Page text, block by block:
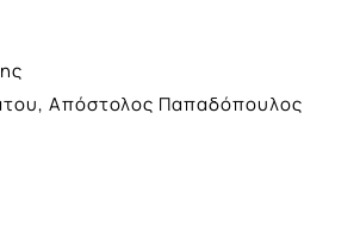
Απόστολος Παπαδόπουλος